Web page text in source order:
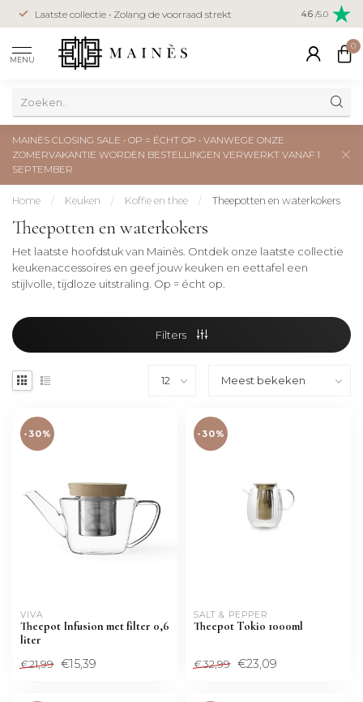
Laatste collectie • Zolang de voorraad strekt Veilig
creditcard
4.6 /5.0
MENU
0
MAINÈS CLOSING SALE • OP = ÉCHT OP • VANWEGE ONZE
ZOMERVAKANTIE WORDEN BESTELLINGEN VERWERKT VANAF 1
SEPTEMBER
Home / Keuken / Koffie en thee / Theepotten en waterkokers
Theepotten en waterkokers
Het laatste hoofdstuk van Mainès. Ontdek onze laatste collectie
keukenaccessoires en geef jouw keuken en eettafel een
stijlvolle, tijdloze uitstraling. Op = écht op.
Filters
-30%
VIVA
Theepot Infusion met filter 0,6
liter
€21,99 €15,39
-30%
SALT & PEPPER
Theepot Tokio 1000ml
€32,99 €23,09